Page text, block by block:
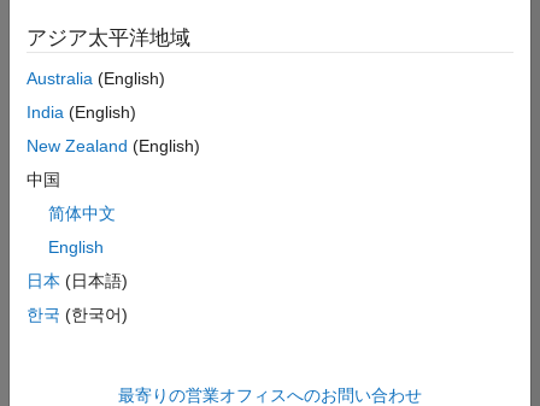
れ
い
ま
せ
ご
希
望
地
域
アジア太平洋地域
Australia (English)
India (English)
New Zealand (English)
中国
简体中文
English
日本 (日本語)
한국 (한국어)
最寄りの営業オフィスへのお問い合わせ